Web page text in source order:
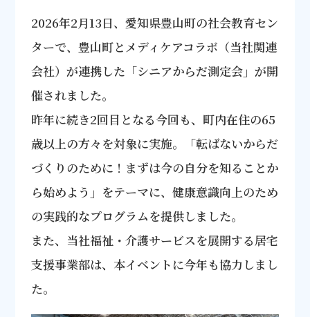
2026年2月13日、愛知県豊山町の社会教育セン
ターで、豊山町とメディケアコラボ（当社関連
会社）が連携した「シニアからだ測定会」が開
催されました。
昨年に続き2回目となる今回も、町内在住の65
歳以上の方々を対象に実施。「転ばないからだ
づくりのために！まずは今の自分を知ることか
ら始めよう」をテーマに、健康意識向上のため
の実践的なプログラムを提供しました。
また、当社福祉・介護サービスを展開する居宅
支援事業部は、本イベントに今年も協力しまし
た。